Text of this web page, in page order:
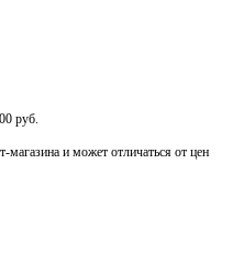
руб.
магазина и может отличаться от цен